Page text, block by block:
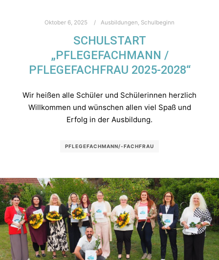
Oktober 6, 2025 Ausbildungen, Schulbeginn
SCHULSTART
„PFLEGEFACHMANN /
PFLEGEFACHFRAU 2025-2028“
Wir heißen alle Schüler und Schülerinnen herzlich
Willkommen und wünschen allen viel Spaß und
Erfolg in der Ausbildung.
PFLEGEFACHMANN/-FACHFRAU